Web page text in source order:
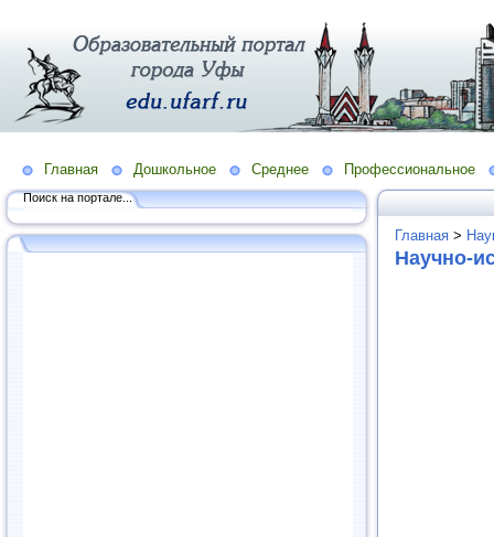
Главная Дошкольное Среднее Профессиональное
Поиск на портале...
Главная >
Научно-